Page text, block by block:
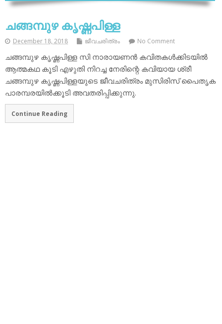
ചങ്ങമ്പുഴ കൃഷ്ണപിള്ള
December 18, 2018 ജീവചരിത്രം No Comment
ചങ്ങമ്പുഴ കൃഷ്ണപിള്ള സി നാരായണന്‍ കവിതകള്‍ക്കിടയില്‍
ആത്മകഥ കൂടി എഴുതി നിറച്ച നേരിന്റെ കവിയായ ശ്രീ
ചങ്ങമ്പുഴ കൃഷ്ണപിള്ളയുടെ ജീവചരിത്രം മുസിരിസ് പൈതൃക
പാരമ്പരയില്‍ക്കൂടി അവതരിപ്പിക്കുന്നു.
Continue Reading